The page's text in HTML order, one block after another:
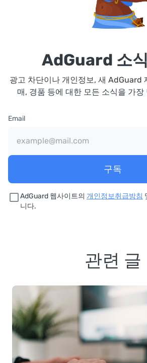
AdGuard 소
광고 차단이나 개인정보, 새 AdGuard
매, 경품 등에 대한 모든 소식을 가장
Email
구독
AdGuard 웹사이트의 개인정보취급방침
니다.
관련 글